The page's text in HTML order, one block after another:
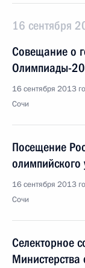
16 сентября
Совещание о
Олимпиады-
16 сентября 2013
Сочи
Посещение
олимпийского
16 сентября 2013
Сочи
Селекторное